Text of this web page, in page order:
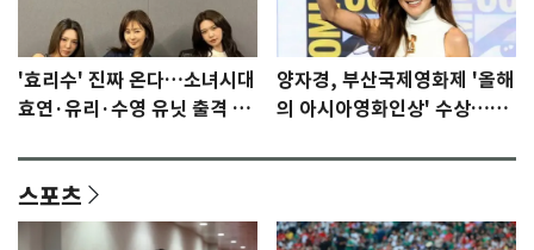
'효리수' 진짜 온다…소녀시대
효연·유리·수영 유닛 출격 [N
양자경, 부산국제영화제 '올해
의 아시아영화인상' 수상…15
스포츠